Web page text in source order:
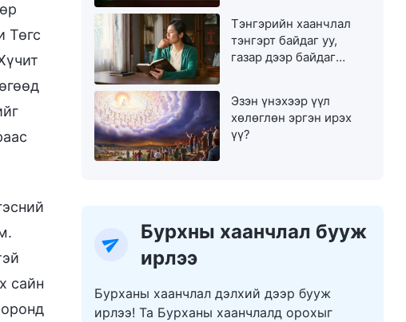
Төгс
сайн
Тэнгэрийн хаанчлал
тэнгэрт байдаг уу,
газар дээр байдаг
Эзэн үнэхээр үүл
хөлөглөн эргэн ирэх
үү?
Бурхны хаанчлал бууж
ирлээ
Бурханы хаанчлал дэлхий дээр бууж
ирлээ! Та Бурханы хаанчлалд орохыг